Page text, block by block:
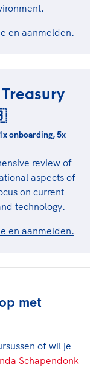
en aanmelden.
onboarding, 5x
review of
aspects of
on current
technology.
en aanmelden.
met
of wil je
Schapendonk